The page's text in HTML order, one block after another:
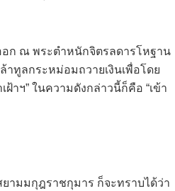
อก ณ พระตำหนักจิตรลดารโหฐาน
ทูลกระหม่อมถวายเงินเพื่อโดย
ฝ้าฯ” ในความดังกล่าวนี้ก็คือ “เข้า
ยามมกุฎราชกุมาร ก็จะทราบได้ว่า